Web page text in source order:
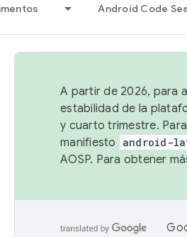
Android Code
A partir de 2026, para
estabilidad de la
y cuarto trimestre.
manifiesto
android-
AOSP. Para obtener